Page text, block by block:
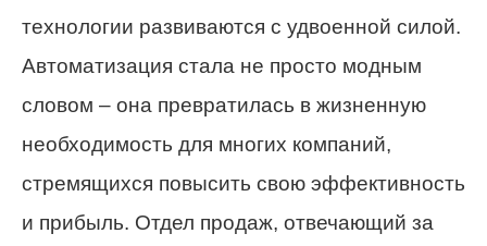
технологии развиваются с удвоенной силой.
Автоматизация стала не просто модным
словом – она превратилась в жизненную
необходимость для многих компаний,
стремящихся повысить свою эффективность
и прибыль. Отдел продаж, отвечающий за